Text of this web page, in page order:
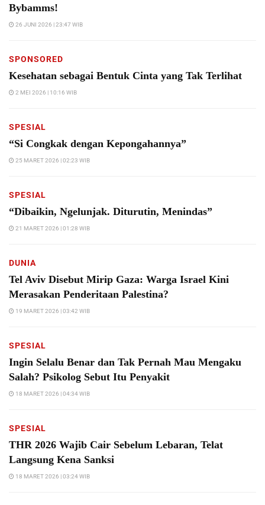
Bybamms!
26 JUNI 2026 | 23:47 WIB
SPONSORED
Kesehatan sebagai Bentuk Cinta yang Tak Terlihat
2 MEI 2026 | 10:16 WIB
SPESIAL
“Si Congkak dengan Kepongahannya”
25 MARET 2026 | 02:23 WIB
SPESIAL
“Dibaikin, Ngelunjak. Diturutin, Menindas”
21 MARET 2026 | 01:28 WIB
DUNIA
Tel Aviv Disebut Mirip Gaza: Warga Israel Kini
Merasakan Penderitaan Palestina?
19 MARET 2026 | 03:42 WIB
SPESIAL
Ingin Selalu Benar dan Tak Pernah Mau Mengaku
Salah? Psikolog Sebut Itu Penyakit
18 MARET 2026 | 04:34 WIB
SPESIAL
THR 2026 Wajib Cair Sebelum Lebaran, Telat
Langsung Kena Sanksi
18 MARET 2026 | 03:24 WIB